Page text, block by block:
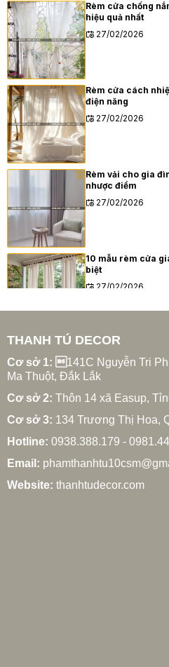
Rèm cửa chống
hiệu quả nhất
27/02/2026
Rèm cửa cách
điện năng
27/02/2026
Rèm vải cho gia
nhược điểm
27/02/2026
10 mẫu rèm cửa
biệt
27/02/2026
Xu hướng rèm cửa
27/02/2026
Cách chọn rèm
27/02/2026
THANH TÚ DECOR
Cơ sở 1: 141C Nguyễn Tri
Ma Thuột, Đắk Lắk
Cơ sở 2: Thôn 14 xã Easup,
Cơ sở 3: 134 Trương Thị Hoa,
Hotline: 0938.388.179 -
Email:
Website: thanhtudecor.com